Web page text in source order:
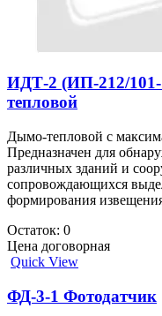
ИДТ-2 (ИП-212/
тепловой
Дымо-тепловой с
Предназначен для
различных зданий и
сопровождающихся
формирования
Остаток: 0
Цена договорная
Quick View
ФД-3-1 Фотодатчик